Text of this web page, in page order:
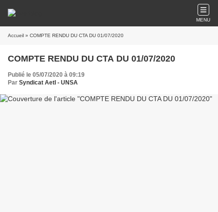
MENU
Accueil » COMPTE RENDU DU CTA DU 01/07/2020
COMPTE RENDU DU CTA DU 01/07/2020
Publié le 05/07/2020 à 09:19
Par Syndicat AetI - UNSA